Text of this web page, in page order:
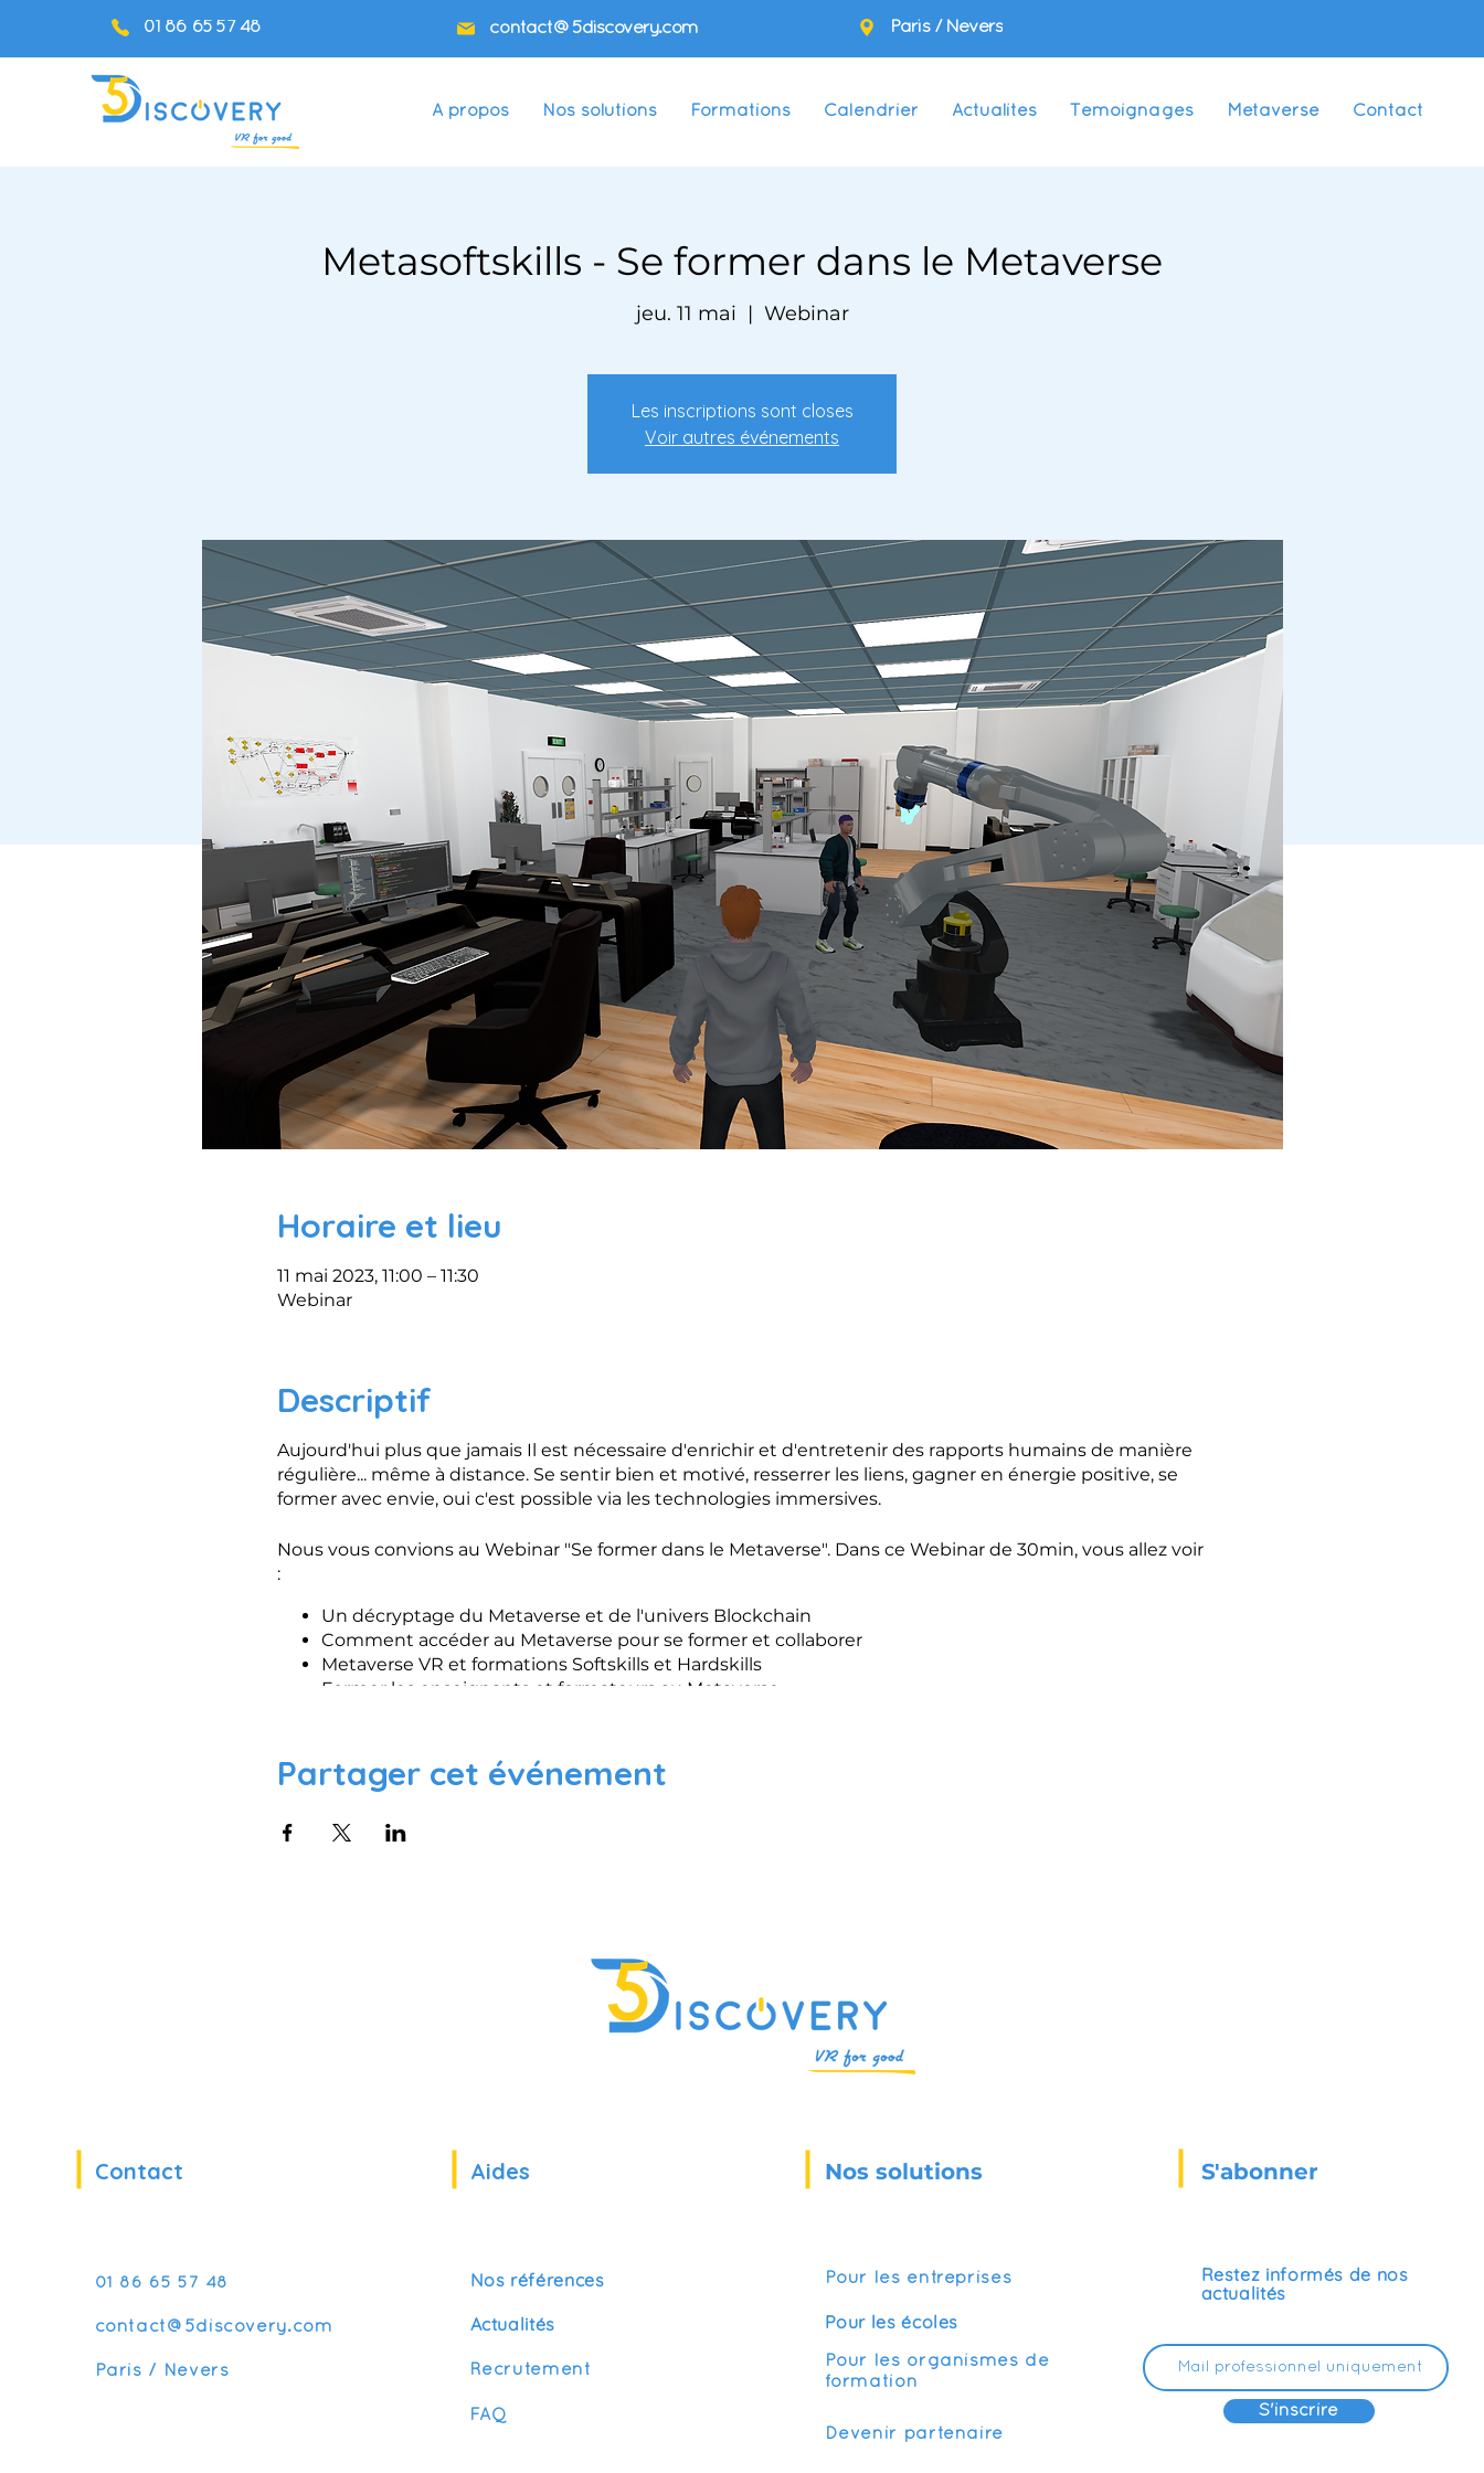
01 86 65 57 48 contact@5discovery.com Paris / Nevers
A propos Nos solutions Formations Calendrier Actualités Témoignages Metaverse Contact
Metasoftskills - Se former dans le Metaverse
jeu. 11 mai
  |
Webinar
Les inscriptions sont closes
Voir autres événements
Horaire et lieu
11 mai 2023, 11:00 – 11:30
Webinar
Descriptif
Aujourd'hui plus que jamais Il est nécessaire d'enrichir et d'entretenir des rapports humains de manière
régulière... même à distance. Se sentir bien et motivé, resserrer les liens, gagner en énergie positive, se
former avec envie, oui c'est possible via les technologies immersives.
Nous vous convions au Webinar "Se former dans le Metaverse". Dans ce Webinar de 30min, vous allez voir
:
Un décryptage du Metaverse et de l'univers Blockchain
Comment accéder au Metaverse pour se former et collaborer
Metaverse VR et formations Softskills et Hardskills
Former les enseignants et formateurs au Metaverse
Partager cet événement
Contact
01 86 65 57 48
contact@5discovery.com
Paris / Nevers
Aides
Nos références
Actualités
Recrutement
FAQ
Nos solutions
Pour les entreprises
Pour les écoles
Pour les organismes de
formation
Devenir partenaire
S'abonner
Restez informés de nos
actualités
S'inscrire